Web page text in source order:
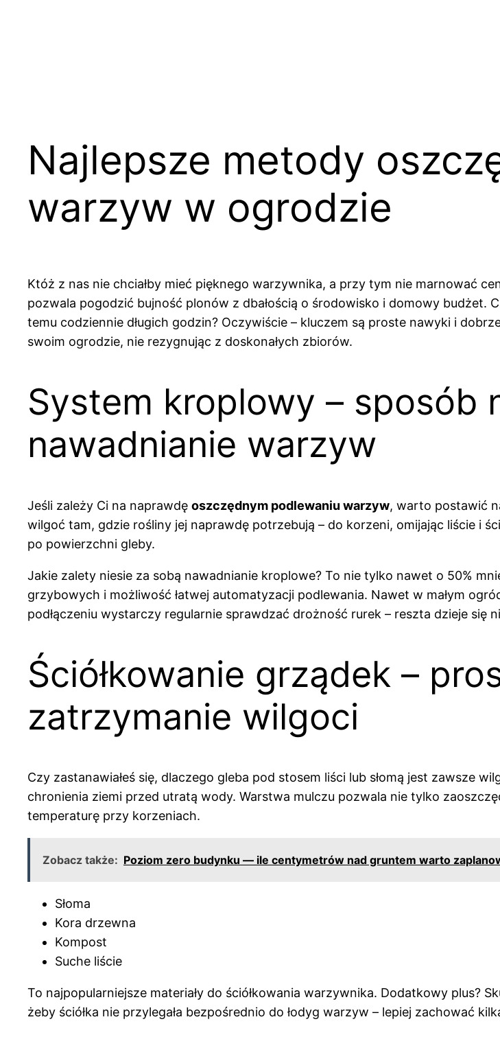
Najlepsze metody
warzyw w ogrodzie
Któż z nas nie chciałby mieć pięknego warzywnika, a przy tym nie marnować
pozwala pogodzić bujność plonów z dbałością o środowisko i domowy budżet.
temu codziennie długich godzin? Oczywiście – kluczem są proste nawyki i
swoim ogrodzie, nie rezygnując z doskonałych zbiorów.
System kroplowy – sposób
nawadnianie warzyw
Jeśli zależy Ci na naprawdę oszczędnym podlewaniu warzyw, warto postawić
wilgoć tam, gdzie rośliny jej naprawdę potrzebują – do korzeni, omijając liście i
po powierzchni gleby.
Jakie zalety niesie za sobą nawadnianie kroplowe? To nie tylko nawet o 50%
grzybowych i możliwość łatwej automatyzacji podlewania. Nawet w małym
podłączeniu wystarczy regularnie sprawdzać drożność rurek – reszta dzieje się
Ściółkowanie grządek –
zatrzymanie wilgoci
Czy zastanawiałeś się, dlaczego gleba pod stosem liści lub słomą jest zawsze
chronienia ziemi przed utratą wody. Warstwa mulczu pozwala nie tylko
temperaturę przy korzeniach.
Zobacz także: Poziom zero budynku — ile centymetrów nad gruntem warto
Słoma
Kora drzewna
Kompost
Suche liście
To najpopularniejsze materiały do ściółkowania warzywnika. Dodatkowy plus?
żeby ściółka nie przylegała bezpośrednio do łodyg warzyw – lepiej zachować